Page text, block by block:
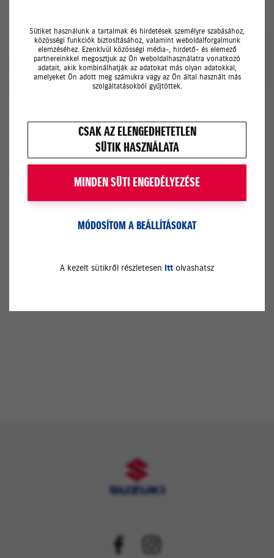
Sütiket használunk a tartalmak és hirdetések személyre szabásához,
közösségi funkciók biztosításához, valamint weboldalforgalmunk
elemzéséhez. Ezenkívül közösségi média-, hirdető- és elemező
partnereinkkel megosztjuk az Ön weboldalhasználatra vonatkozó
adatait, akik kombinálhatják az adatokat más olyan adatokkal,
amelyeket Ön adott meg számukra vagy az Ön által használt más
szolgáltatásokból gyűjtöttek.
CSAK AZ ELENGEDHETETLEN
SÜTIK HASZNÁLATA
MINDEN SÜTI ENGEDÉLYEZÉSE
MÓDOSÍTOM A BEÁLLÍTÁSOKAT
A kezelt sütikről részletesen itt olvashatsz
Napelemes rendszer telepítése
A Gazdaságfejlesztési és Innovációs Operatív
Program „Napelemes rendszer telepítésének
középvállalkozásoknak című felhívás